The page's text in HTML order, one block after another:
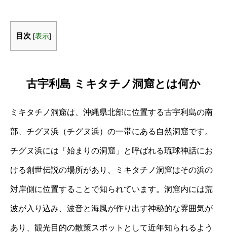
目次 [表示]
古宇利島 ミキタチノ洞窟とは何か
ミキタチノ洞窟は、沖縄県北部に位置する古宇利島の南
部、チグヌ浜（チグヌ浜）の一帯にある自然洞窟です。
チグヌ浜には「始まりの洞窟」と呼ばれる琉球神話にお
ける創世伝説の場所があり、ミキタチノ洞窟はその浜の
対岸側に位置することで知られています。洞窟内には荒
波が入り込み、波音と海風が作り出す神秘的な雰囲気が
あり、観光目的の散策スポットとして近年知られるよう